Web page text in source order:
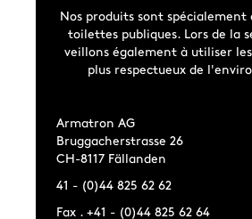
Nos produits sont spécialement
toilettes publiques. Lors de la
veillons également à utiliser
plus respectueux de
Armatron AG
Bruggacherstrasse 26
CH-8117 Fällanden
41 - (0)44 825 62 62
Fax . +41 - (0)44 825 62 64